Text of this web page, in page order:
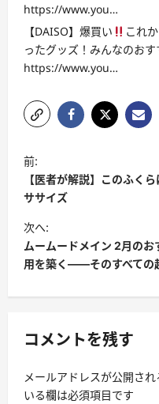
https://www.you…
【DAISO】爆買い
これ
ったグッズ！みんなのおす
https://www.you…
投
稿
ナ
ビ
ゲ
ー
シ
ン
前:
【医者が解説】このふく
ササイズ
次へ:
ムームードメイン 2月の
用を築く――そのすべての
コメントを残す
メールアドレスが公開され
いる欄は必須項目です